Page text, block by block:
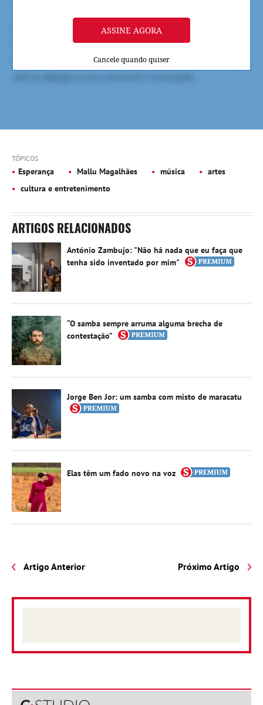
ASSINE AGORA
Cancele quando quiser
TÓPICOS
Esperança Mallu Magalhães música
artes
cultura e entretenimento
ARTIGOS RELACIONADOS
António Zambujo: "Não há nada que eu faça que
tenha sido inventado por mim"
“O samba sempre arruma alguma brecha de
contestação”
Jorge Ben Jor: um samba com misto de maracatu
Elas têm um fado novo na voz
Artigo Anterior Próximo Artigo